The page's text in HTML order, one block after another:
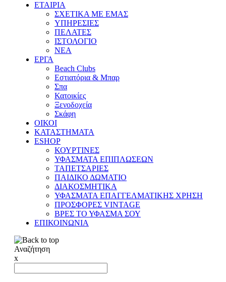
ΕΤΑΙΡΙΑ
ΣΧΕΤΙΚΑ ΜΕ ΕΜΑΣ
ΥΠΗΡΕΣΙΕΣ
ΠΕΛΑΤΕΣ
ΙΣΤΟΛΟΓΙΟ
ΝΕΑ
ΕΡΓΑ
Beach Clubs
Εστιατόρια & Μπαρ
Σπα
Κατοικίες
Ξενοδοχεία
Σκάφη
ΟΙΚΟΙ
ΚΑΤΑΣΤΗΜΑΤΑ
ESHOP
ΚΟΥΡΤΙΝΕΣ
ΥΦΑΣΜΑΤΑ ΕΠΙΠΛΩΣΕΩΝ
ΤΑΠΕΤΣΑΡΙΕΣ
ΠΑΙΔΙΚΟ ΔΩΜΑΤΙΟ
ΔΙΑΚΟΣΜΗΤΙΚΑ
ΥΦΑΣΜΑΤΑ ΕΠΑΓΓΕΛΜΑΤΙΚΗΣ ΧΡΗΣΗ
ΠΡΟΣΦΟΡΕΣ VINTAGE
ΒΡΕΣ ΤΟ ΥΦΑΣΜΑ ΣΟΥ
ΕΠΙΚΟΙΝΩΝΙΑ
Αναζήτηση
x